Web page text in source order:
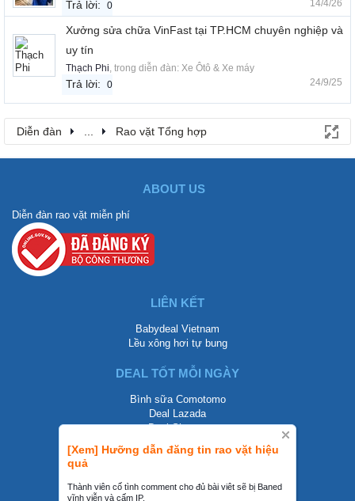
[Xem] Hưỡng dẫn đăng tin rao vặt hiệu
quả
Thành viên cố tình comment cho đủ bài viêt sẽ bị Baned
vĩnh viễn và cấm IP.
Trả lời: 0 14/4/26
Xưởng sửa chữa VinFast tại TP.HCM chuyên nghiệp và
uy tín
Thạch Phi , trong diễn đàn: Xe Ôtô & Xe máy
Trả lời: 0 24/9/25
Diễn đàn Rao vặt Tổng hợp
ABOUT US
Diễn đàn rao vặt miễn phí
LIÊN KẾT
Babydeal Vietnam
Lều xông hơi tự bung
DEAL TỐT MỖI NGÀY
Bình sữa Comotomo
Deal Lazada
Deal Shopee
LIÊN HỆ
0858002468